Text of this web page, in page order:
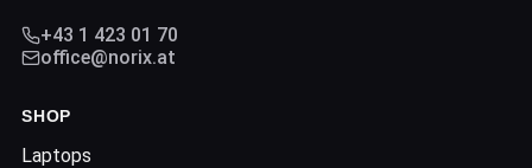
+43 1 423 01 70
office@norix.at
SHOP
Laptops